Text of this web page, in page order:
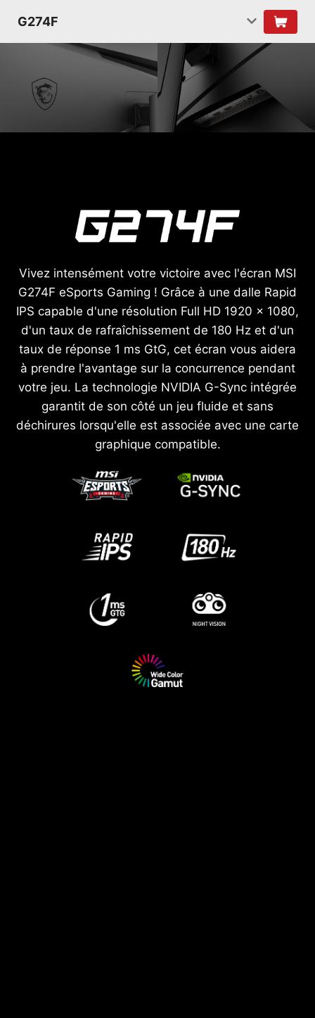
G274F
Vivez intensément votre victoire avec l'écran MSI
G274F eSports Gaming ! Grâce à une dalle Rapid
IPS capable d'une résolution Full HD 1920 x 1080,
d'un taux de rafraîchissement de 180 Hz et d'un
taux de réponse 1 ms GtG, cet écran vous aidera
à prendre l'avantage sur la concurrence pendant
votre jeu. La technologie NVIDIA G-Sync intégrée
garantit de son côté un jeu fluide et sans
déchirures lorsqu'elle est associée avec une carte
graphique compatible.